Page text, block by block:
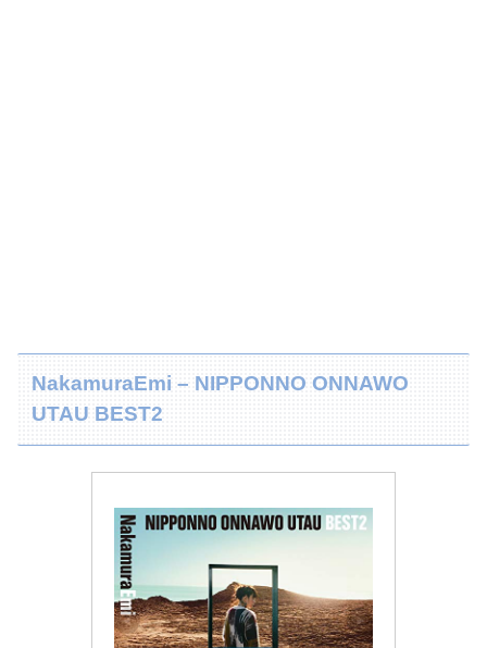
NakamuraEmi – NIPPONNO ONNAWO
UTAU BEST2